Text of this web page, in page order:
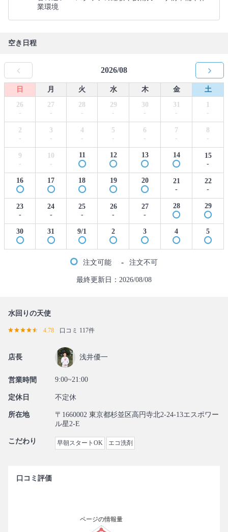
業環境
空き日程
2026/08
日 月 火 水 木 金
土
26
-
27
-
28
-
29
-
30
-
31
-
1
-
2
-
3
-
4
-
5
-
6
-
7
-
8
-
9
-
10
-
11 12 13 14
15
-
16 17 18 19 20
21
-
22
-
23
-
24
-
25
-
26
-
27
-
28 29
30 31 9/1 2 3 4 5
注文可能 - 注文不可
最終更新日：2026/08/08
水回りの天使
4.78 口コミ 117件
店長 浅井優一
営業時間 9:00~21:00
定休日 不定休
所在地
〒1660002 東京都杉並区高円寺北2-24-13エスポワー
ル星2-E
こだわり 早朝スタートOK エコ洗剤
口コミ評価